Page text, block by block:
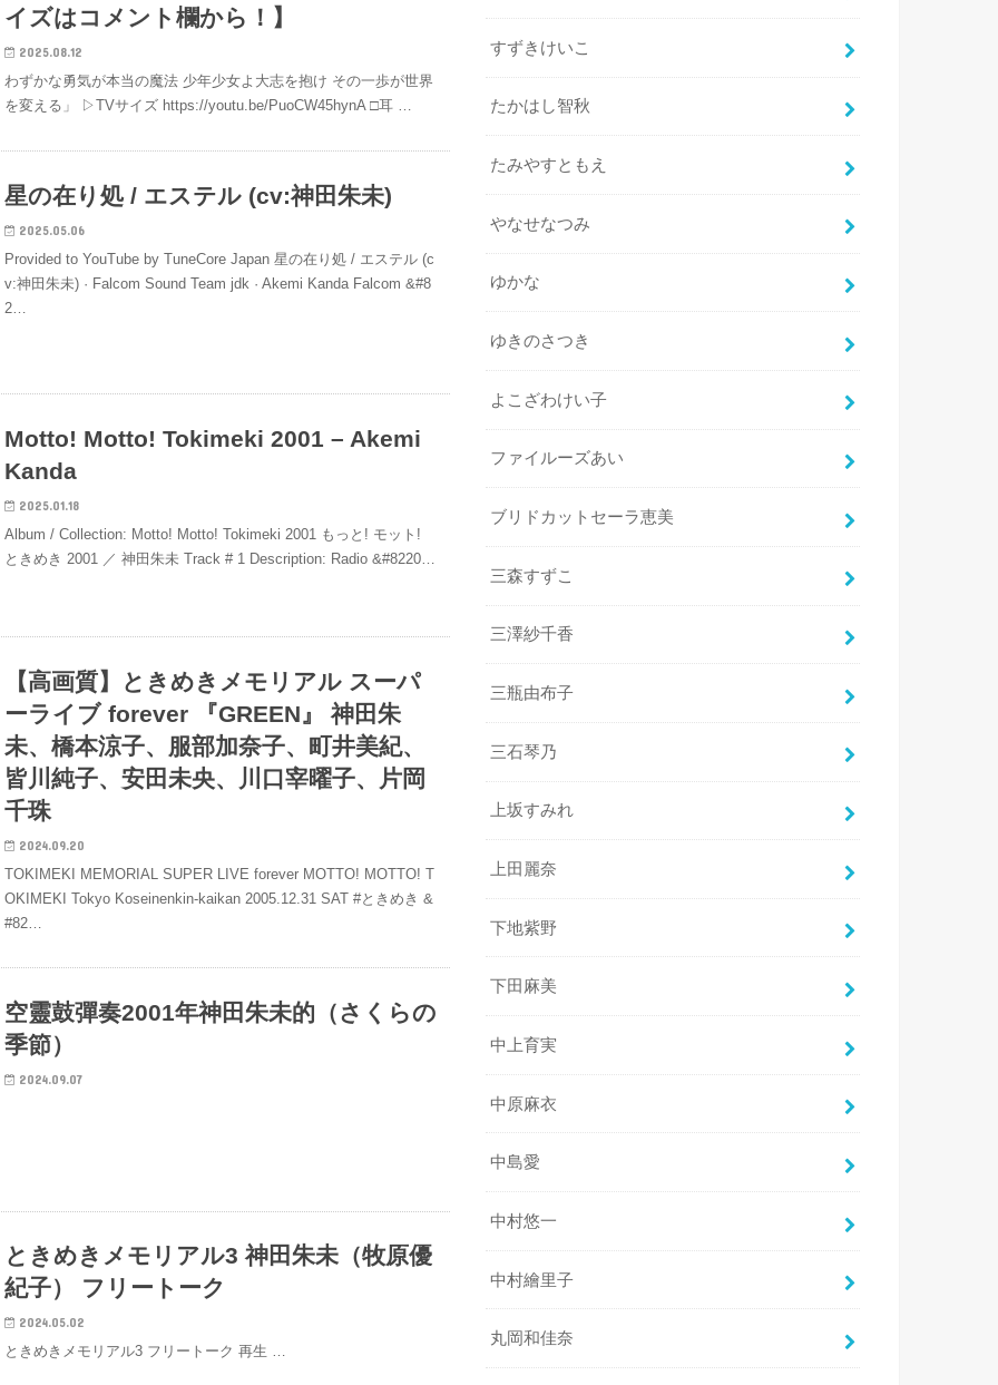
イズはコメント欄から！】
2025.08.12
わずかな勇気が本当の魔法 少年少女よ大志を抱け その一歩が世界
を変える」 ▷TVサイズ https://youtu.be/PuoCW45hynA □耳 …
星の在り処 / エステル (cv:神田朱未)
2025.05.06
Provided to YouTube by TuneCore Japan 星の在り処 / エステル (c
v:神田朱未) · Falcom Sound Team jdk · Akemi Kanda Falcom &#8
2…
Motto! Motto! Tokimeki 2001 – Akemi
Kanda
2025.01.18
Album / Collection: Motto! Motto! Tokimeki 2001 もっと! モット!
ときめき 2001 ／ 神田朱未 Track # 1 Description: Radio &#8220…
【高画質】ときめきメモリアル スーパ
ーライブ forever 『GREEN』 神田朱
未、橋本涼子、服部加奈子、町井美紀、
皆川純子、安田未央、川口宰曜子、片岡
千珠
2024.09.20
TOKIMEKI MEMORIAL SUPER LIVE forever MOTTO! MOTTO! T
OKIMEKI Tokyo Koseinenkin-kaikan 2005.12.31 SAT #ときめき &
#82…
空靈鼓彈奏2001年神田朱未的（さくらの
季節）
2024.09.07
ときめきメモリアル3 神田朱未（牧原優
紀子） フリートーク
2024.05.02
ときめきメモリアル3 フリートーク 再生 …
すずきけいこ
たかはし智秋
たみやすともえ
やなせなつみ
ゆかな
ゆきのさつき
よこざわけい子
ファイルーズあい
ブリドカットセーラ恵美
三森すずこ
三澤紗千香
三瓶由布子
三石琴乃
上坂すみれ
上田麗奈
下地紫野
下田麻美
中上育実
中原麻衣
中島愛
中村悠一
中村繪里子
丸岡和佳奈